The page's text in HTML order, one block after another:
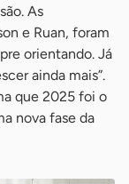
As
e Ruan, foram
orientando. Já
ainda mais”.
que 2025 foi o
nova fase da